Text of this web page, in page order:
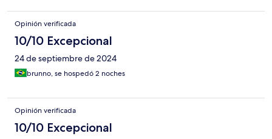
Opinión verificada
10/10 Excepcional
24 de septiembre de 2024
brunno, se hospedó 2 noches
Opinión verificada
10/10 Excepcional